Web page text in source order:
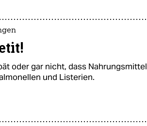
oder gar nicht, dass Nahrungsmittel
und Listerien.